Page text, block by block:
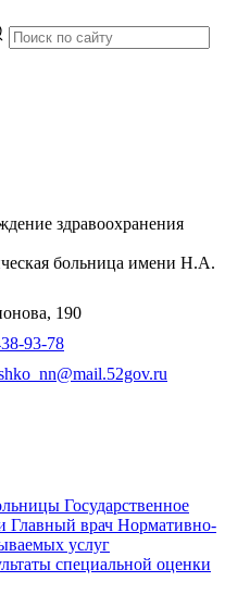
здравоохранения
больница имени Н.А.
190
93-78
Государственное
Главный врач Нормативно-
услуг
специальной оценки